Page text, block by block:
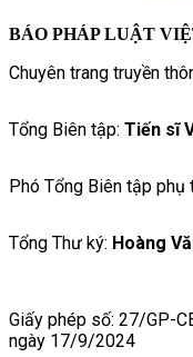
BÁO PHÁP LUẬT
Chuyên trang truyền
Tổng Biên tập: Tiến sĩ
Phó Tổng Biên tập phụ
Tổng Thư ký: Hoàng
Giấy phép số: 27/GP-
ngày 17/9/2024